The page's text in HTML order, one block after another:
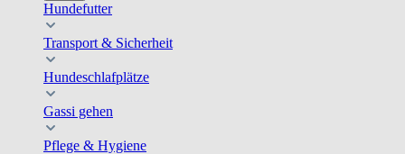
Hundefutter
Transport & Sicherheit
Hundeschlafplätze
Gassi gehen
Pflege & Hygiene